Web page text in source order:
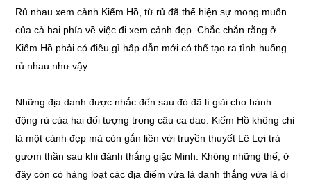
Rủ nhau xem cảnh Kiếm Hồ, từ rủ đã thể hiện sự mong muốn
của cả hai phía về việc đi xem cảnh đẹp. Chắc chắn rằng ở
Kiếm Hồ phải có điều gì hấp dẫn mới có thể tạo ra tình huống
rủ nhau như vậy.
Những địa danh được nhắc đến sau đó đã lí giải cho hành
động rủ của hai đối tượng trong câu ca dao. Kiếm Hồ không chỉ
là một cảnh đẹp mà còn gắn liền với truyền thuyết Lê Lợi trả
gươm thần sau khi đánh thắng giặc Minh. Không những thế, ở
đây còn có hàng loạt các địa điểm vừa là danh thắng vừa là di